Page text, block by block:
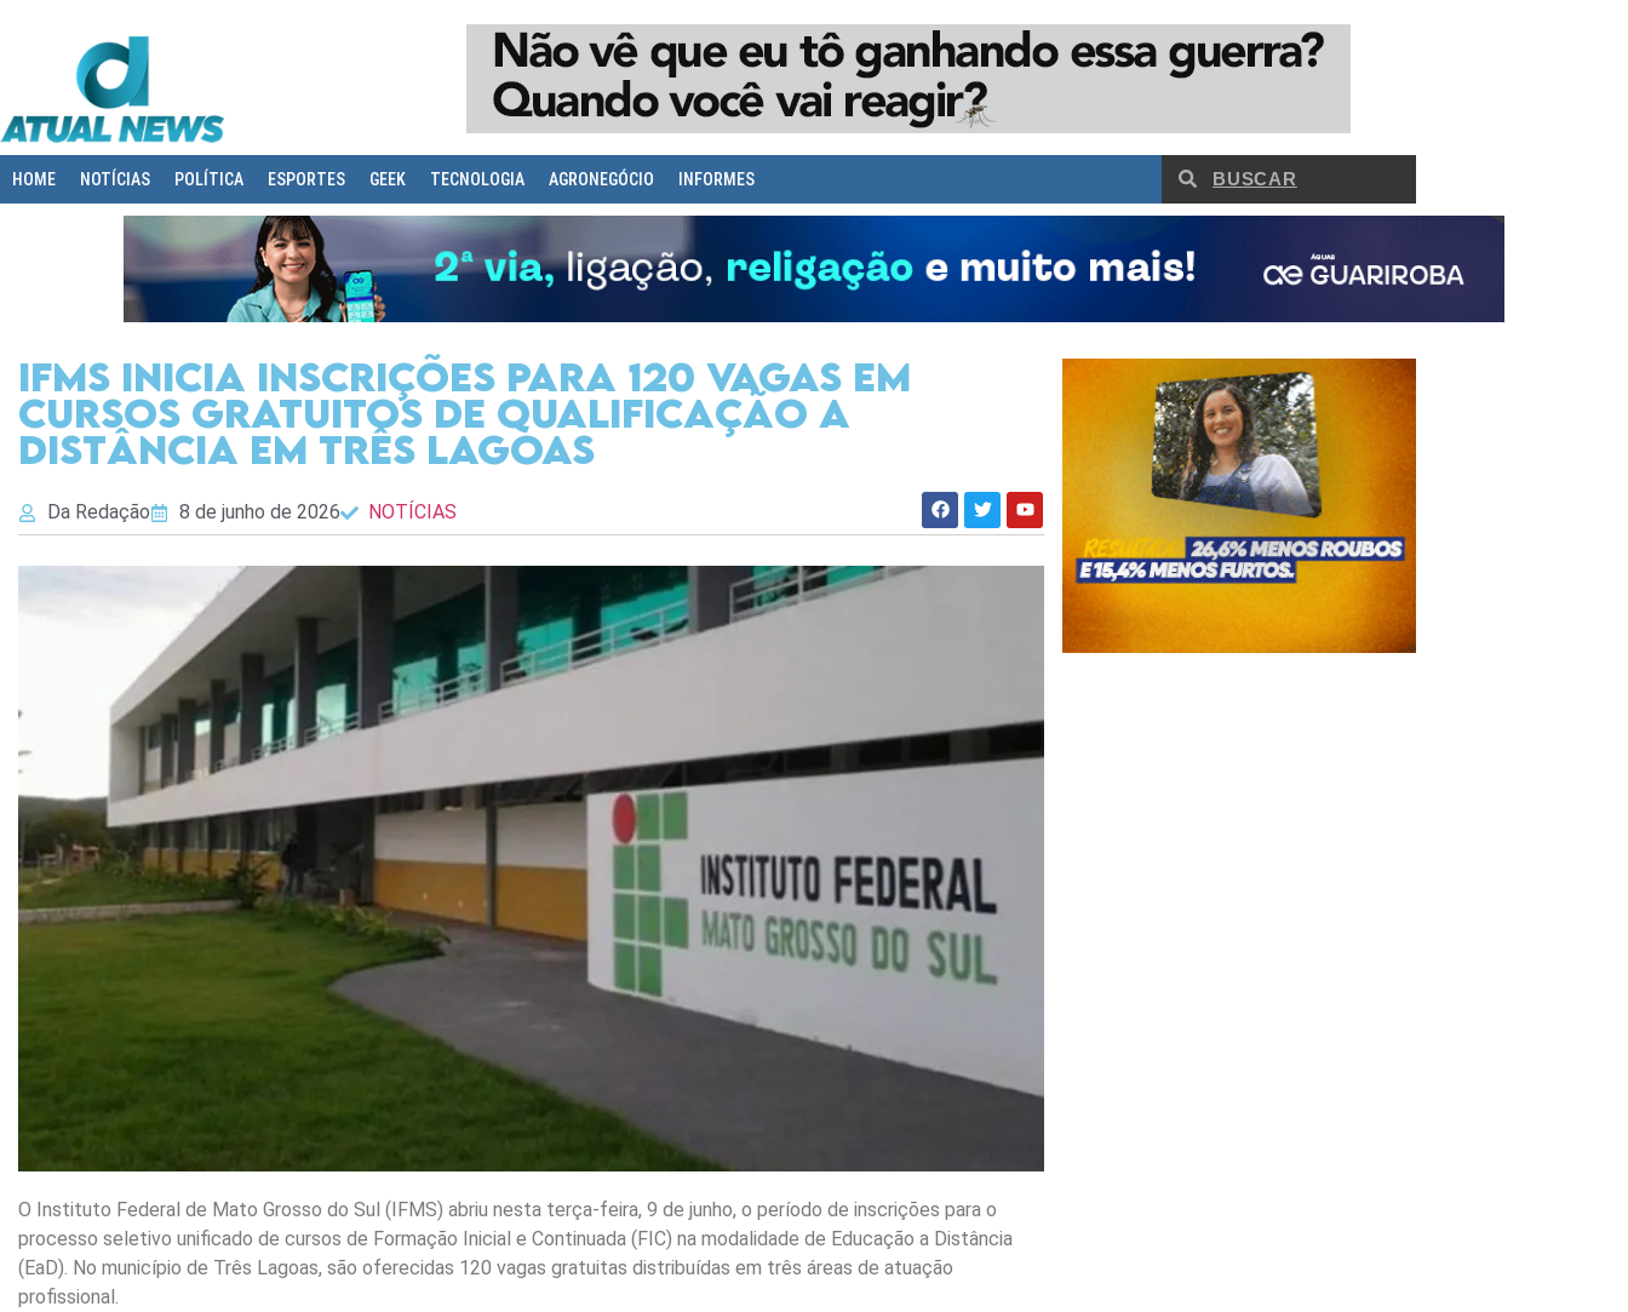
HOME NOTÍCIAS POLÍTICA ESPORTES GEEK TECNOLOGIA AGRONEGÓCIO INFORMES
IFMS inicia inscrições para 120 vagas em
cursos gratuitos de qualificação a
distância em Três Lagoas
Da Redação 8 de junho de 2026 NOTÍCIAS
O Instituto Federal de Mato Grosso do Sul (IFMS) abriu nesta terça-feira, 9 de junho, o período de inscrições para o
processo seletivo unificado de cursos de Formação Inicial e Continuada (FIC) na modalidade de Educação a Distância
(EaD). No município de Três Lagoas, são oferecidas 120 vagas gratuitas distribuídas em três áreas de atuação
profissional.